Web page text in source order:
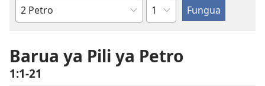
Kitabu
Biblia
Sura
Barua ya Pili ya Petro
1:1-21